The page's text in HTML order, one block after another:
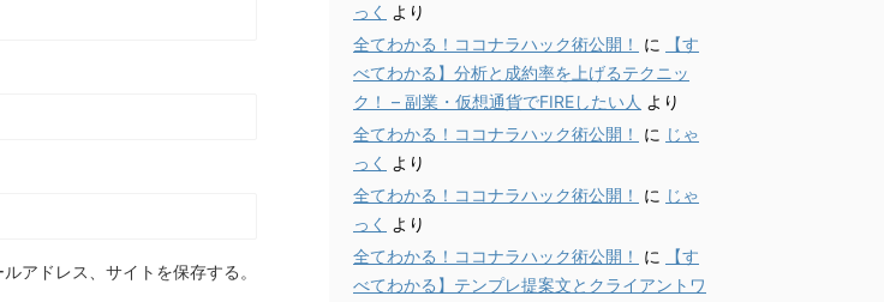
アドレス、サイトを保存する。
っく
より
全てわかる！ココナラハック術公開！
に
【す
べてわかる】分析と成約率を上げるテクニッ
ク！ – 副業・仮想通貨でFIREしたい人 より
全てわかる！ココナラハック術公開！
に じゃ
っく
より
全てわかる！ココナラハック術公開！
に じゃ
っく
より
全てわかる！ココナラハック術公開！
に
【す
べてわかる】テンプレ提案文とクライアントワ